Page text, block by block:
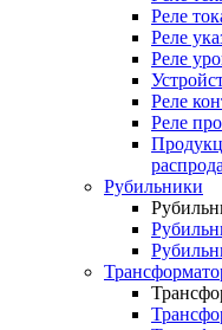
Реле
Реле
Реле
Реле
Реле
Рубильники